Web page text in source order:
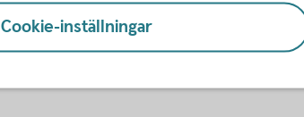
Cookie-inställningar